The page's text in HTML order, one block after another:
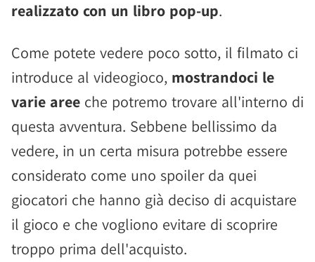
realizzato con un libro pop-up.
Come potete vedere poco sotto, il filmato ci
introduce al videogioco, mostrandoci le
varie aree che potremo trovare all'interno di
questa avventura. Sebbene bellissimo da
vedere, in un certa misura potrebbe essere
considerato come uno spoiler da quei
giocatori che hanno già deciso di acquistare
il gioco e che vogliono evitare di scoprire
troppo prima dell'acquisto.